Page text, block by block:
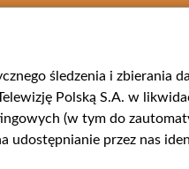
2026 POLITYKA
śledzenia i zbierania
Polską S.A. w
(w tym do
udostępnianie przez nas